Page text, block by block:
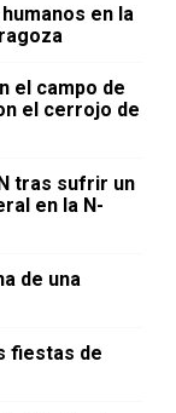
en la
el campo de
el cerrojo de
tras sufrir un
en la N-
de una
fiestas de